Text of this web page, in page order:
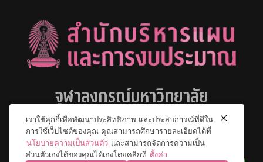
จุฬาลงกรณ์มหาวิทยาลัย
เราใช้คุกกี้เพื่อพัฒนาประสิทธิภาพ และประสบการณ์ที่ดีใน
การใช้เว็บไซต์ของคุณ คุณสามารถศึกษารายละเอียดได้ที่
นโยบายความเป็นส่วนตัว และสามารถจัดการความเป็น
ส่วนตัวเองได้ของคุณได้เองโดยคลิกที่ ตั้งค่า